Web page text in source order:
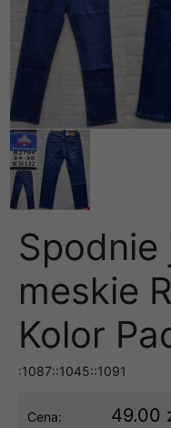
Spodnie
meskie
Kolor
:1087::1045::1091
Cena: 49.00